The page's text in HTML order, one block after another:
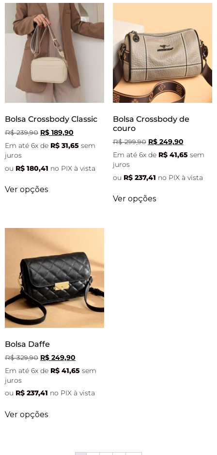
Bolsa Crossbody Classic
R$239,90 R$ 189,90
Em até 6x de R$ 31,65 sem
juros
ou R$ 180,41 no PIX à vista
Ver opções
Bolsa Crossbody de
couro
R$299,90 R$249,90
Em até 6x de R$41,65 sem
juros
ou R$237,41 no PIX à vista
Ver opções
Bolsa Daffe
R$329,90 R$ 249,90
Em até 6x de R$ 41,65 sem
juros
ou R$ 237,41 no PIX à vista
Ver opções